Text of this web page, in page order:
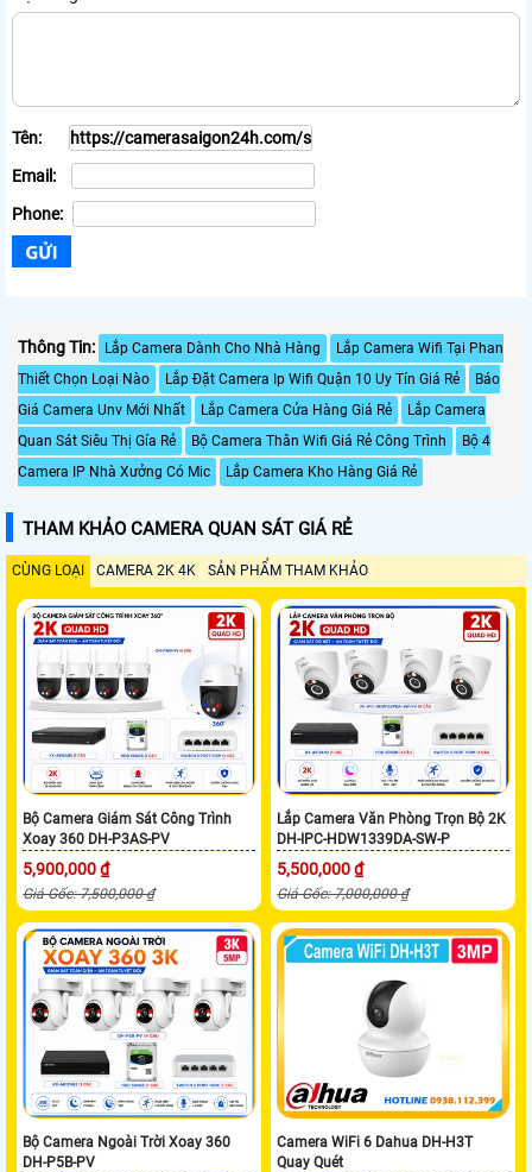
Tên:
Email:
Phone:
Thông Tin: Lắp Camera Dành Cho Nhà Hàng
Lắp Camera Wifi Tại Phan
Thiết Chọn Loại Nào
Lắp Đặt Camera Ip Wifi Quận 10 Uy Tín Giá Rẻ
Báo
Giá Camera Unv Mới Nhất
Lắp Camera Cửa Hàng Giá Rẻ
Lắp Camera
Quan Sát Siêu Thị Gía Rẻ
Bộ Camera Thân Wifi Giá Rẻ Công Trình
Bộ 4
Camera IP Nhà Xưởng Có Mic
Lắp Camera Kho Hàng Giá Rẻ
THAM KHẢO CAMERA QUAN SÁT GIÁ RẺ
CÙNG LOẠI CAMERA 2K 4K SẢN PHẨM THAM KHẢO
Bộ Camera Giám Sát Công Trình
Xoay 360 DH-P3AS-PV
5,900,000 ₫
Giá Gốc: 7,500,000 ₫
Lắp Camera Văn Phòng Trọn Bộ 2K
DH-IPC-HDW1339DA-SW-P
5,500,000 ₫
Giá Gốc: 7,000,000 ₫
Bộ Camera Ngoài Trời Xoay 360
DH-P5B-PV
Camera WiFi 6 Dahua DH-H3T
Quay Quét